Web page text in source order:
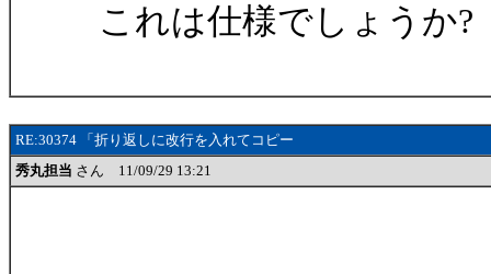
これは仕様でしょうか?
RE:30374 「折り返しに改行を入れてコピー
秀丸担当 さん 11/09/29 13:21